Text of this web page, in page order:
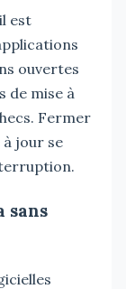
est
ouvertes
de mise à
Fermer
jour se
sans